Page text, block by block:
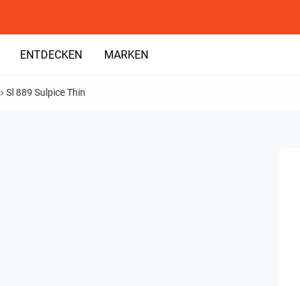
ENTDECKEN MARKEN
Sl 889 Sulpice Thin